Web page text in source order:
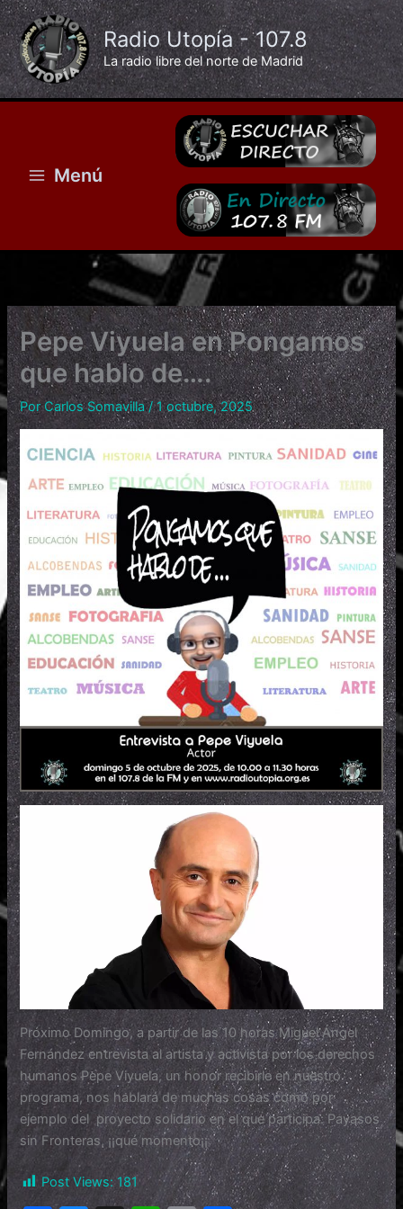
Ir
al
contenido
Radio Utopía - 107.8
La radio libre del norte de Madrid
Menú
Pepe Viyuela en Pongamos
que hablo de….
PorCarlos Somavilla/1 octubre, 2025
Próximo Domingo, a partir de las 10 horas Miguel Ángel
Fernández entrevista al artista y activista por los derechos
humanos Pepe Viyuela, un honor recibirle en nuestro
programa, nos hablará de muchas cosas como por
ejemplo del proyecto solidario en el que participa: Payasos
sin Fronteras, ¡¡qué momento¡¡
Post Views: 181